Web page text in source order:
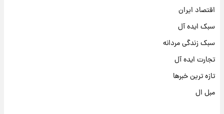
اقتصاد ایران
سبک ایده آل
سبک زندگی مردانه
تجارت ایده آل
تازه ترین خبرها
مبل ال